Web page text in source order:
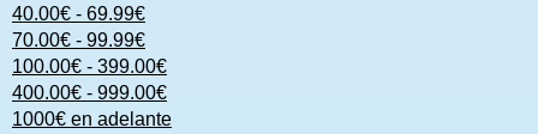
40.00€ - 69.99€
70.00€ - 99.99€
100.00€ - 399.00€
400.00€ - 999.00€
1000€ en adelante